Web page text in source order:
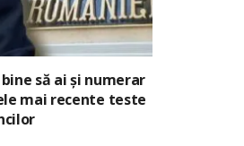
să ai și numerar
mai recente teste